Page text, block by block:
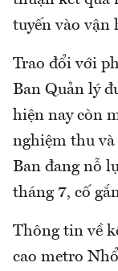
tuyến vào vận
Trao đổi với
Ban Quản lý
hiện nay còn
nghiệm thu
Ban đang nỗ
tháng 7, cố
Thông tin về
cao metro